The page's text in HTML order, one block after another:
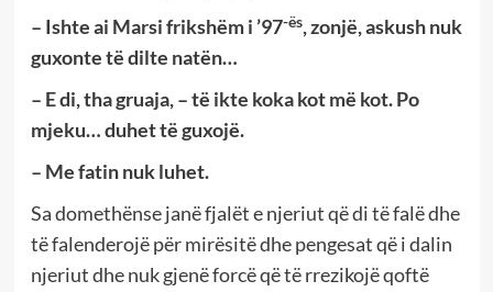
– Ishte ai Marsi frikshëm i ’97-ës, zonjë, askush nuk
guxonte të dilte natën…
– E di, tha gruaja, – të ikte koka kot më kot. Po
mjeku… duhet të guxojë.
– Me fatin nuk luhet.
Sa domethënse janë fjalët e njeriut që di të falë dhe
të falenderojë për mirësitë dhe pengesat që i dalin
njeriut dhe nuk gjenë forcë që të rrezikojë qoftë